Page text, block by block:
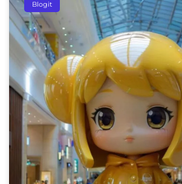
Blogit